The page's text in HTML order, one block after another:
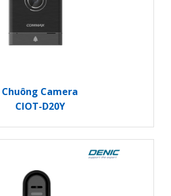
Chuông Camera
CIOT-D20Y